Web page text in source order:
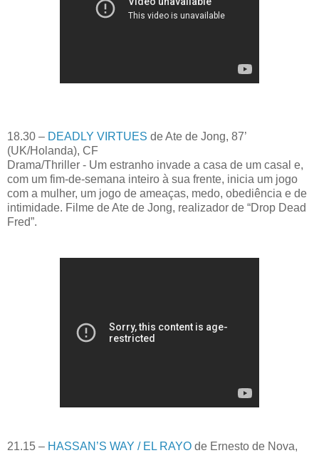
18.30 – DEADLY VIRTUES de Ate de Jong, 87’
(UK/Holanda), CF
Drama/Thriller - Um estranho invade a casa de um casal e,
com um fim-de-semana inteiro à sua frente, inicia um jogo
com a mulher, um jogo de ameaças, medo, obediência e de
intimidade. Filme de Ate de Jong, realizador de “Drop Dead
Fred”.
21.15 – HASSAN’S WAY / EL RAYO de Ernesto de Nova,